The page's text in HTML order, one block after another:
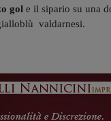
gol e il sipario su una
valdarnesi.